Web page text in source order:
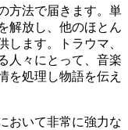
方法で届きます。単
解放し、他のほとん
します。トラウマ、
人々にとって、音楽
を処理し物語を伝え
おいて非常に強力な